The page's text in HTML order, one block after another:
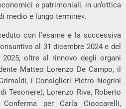
e patrimoniali, in un’ottica
medio e lungo termine».
con l’esame e la successiva
al 31 dicembre 2024 e del
2025, oltre al rinnovo degli organi
Matteo Lorenzo De Campo, il
i Consiglieri Pietro Negrini
Tesoriere), Lorenzo Riva, Roberto
per Carla Cioccarelli,